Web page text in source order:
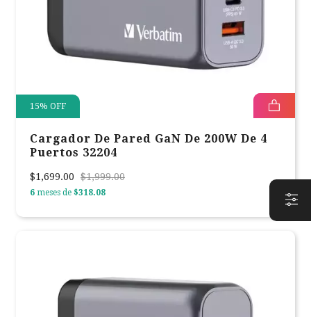
15% OFF
Cargador De Pared GaN De 200W De 4
Puertos 32204
$1,699.00 $1,999.00
6 meses de $318.08